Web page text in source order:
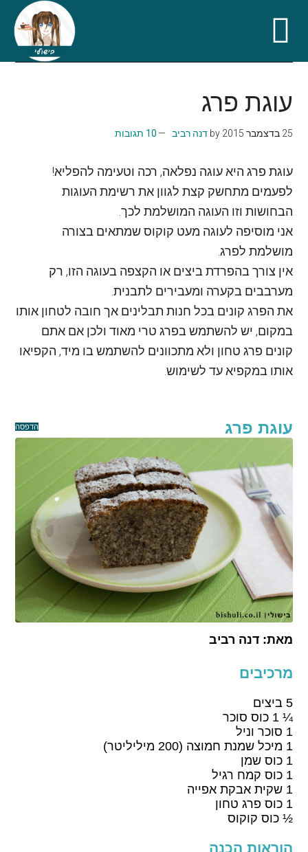
main
content
secondary
menu
primary
sidebar
footer
עוגת פרג
25 בדצמבר 2015 by דנה רביב 10 תגובות
עוגת פרג היא עוגה נפלאה, רכה וטעימה להפליא!
לפעמים מתחשק קצת לגוון את רשימת העוגות
הבחושות וזו העוגה המושלמת לכך.
אני מוסיפה לעוגה מעט קוקוס שמתאים בצורה
מושלמת לפרג.
אין צורך בהפרדת ביצים או הקצפה בעוגה הזו, רק
מערבבים בקערה ומעבירים לתבנית.
את הפרג קונים בכל חנות תבלינים אך חובה לטחון אותו
במקום, יש להשתמש בפרג טרי מאוד ולכן אם אתם
קונים פרג טחון ולא מתכוונים להשתמש בו מיד, הקפיאו
אותו במקפיא עד לשימוש.
הדפסה עוגת פרג
מאת:דנה רביב
מרכיבים
5 ביצים
¼ 1 כוס סוכר
1 סוכר וניל
1 מיכל שמנת חמוצה (200 מיליליטר)
1 כוס שמן
1 כוס קמח רגיל
1 שקית אבקת אפייה
1 כוס פרג טחון
½ כוס קוקוס
הוראות הכנה